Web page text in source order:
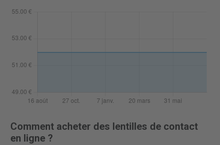
Comment acheter des lentilles de contact
en ligne ?